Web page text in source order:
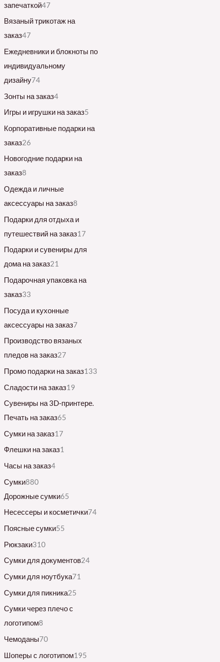
запечаткой47
Вязаный трикотаж на
заказ47
Ежедневники и блокноты по
индивидуальному
дизайну74
Зонты на заказ4
Игры и игрушки на заказ5
Корпоративные подарки на
заказ26
Новогодние подарки на
заказ8
Одежда и личные
аксессуары на заказ8
Подарки для отдыха и
путешествий на заказ17
Подарки и сувениры для
дома на заказ21
Подарочная упаковка на
заказ33
Посуда и кухонные
аксессуары на заказ7
Производство вязаных
пледов на заказ27
Промо подарки на заказ133
Сладости на заказ19
Сувениры на 3D-принтере.
Печать на заказ65
Сумки на заказ17
Флешки на заказ1
Часы на заказ4
Сумки880
Дорожные сумки65
Несессеры и косметички74
Поясные сумки55
Рюкзаки310
Сумки для документов24
Сумки для ноутбука71
Сумки для пикника25
Сумки через плечо с
логотипом8
Чемоданы70
Шоперы с логотипом195